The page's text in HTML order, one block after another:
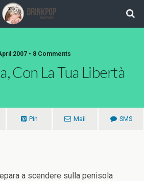
2007 • 8 Comments
Con La Tua Libertà
Pin Mail SMS
a scendere sulla penisola